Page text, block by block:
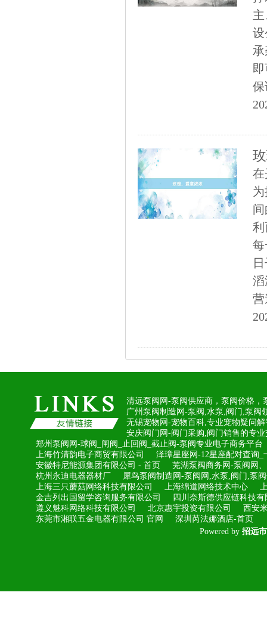
设
保
在
利
每
滔
营
清远泵阀网-泵阀供应商，泵阀价格，
广州泵阀制造网-泵阀,水泵,阀门,泵阀
无锡宠物网-宠物百科,专业宠物疑问解
安庆阀门网-阀门采购,阀门销售的专
郑州泵阀网-球阀_闸阀_止回阀_截止阀-泵阀专业电子商务平台
上海竹清韵电子商贸有限公司
泽璋星座网-12星座配对查询
安徽特尼能源集团有限公司-首页
芜湖泵阀商务网-泵阀网
杭州永迪电器器材厂
犀鸟泵阀制造网-泵阀网,水泵,阀门,泵
上海三只蘑菇网络科技有限公司
上海绵道网络技术中心
金吉列出国留学咨询服务有限公司
四川奈斯德供应链科技有
遵义魅科网络科技有限公司
北京惠宇投资有限公司
西安
东莞市湘联五金电器有限公司官网
深圳芮法娜酒店-首页
Poweredby 招远